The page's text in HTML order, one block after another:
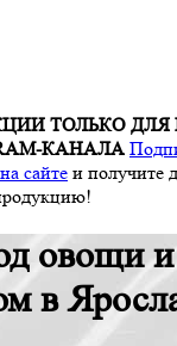
ТОЛЬКО
КАНАЛА
сайте и получите
овощи
в